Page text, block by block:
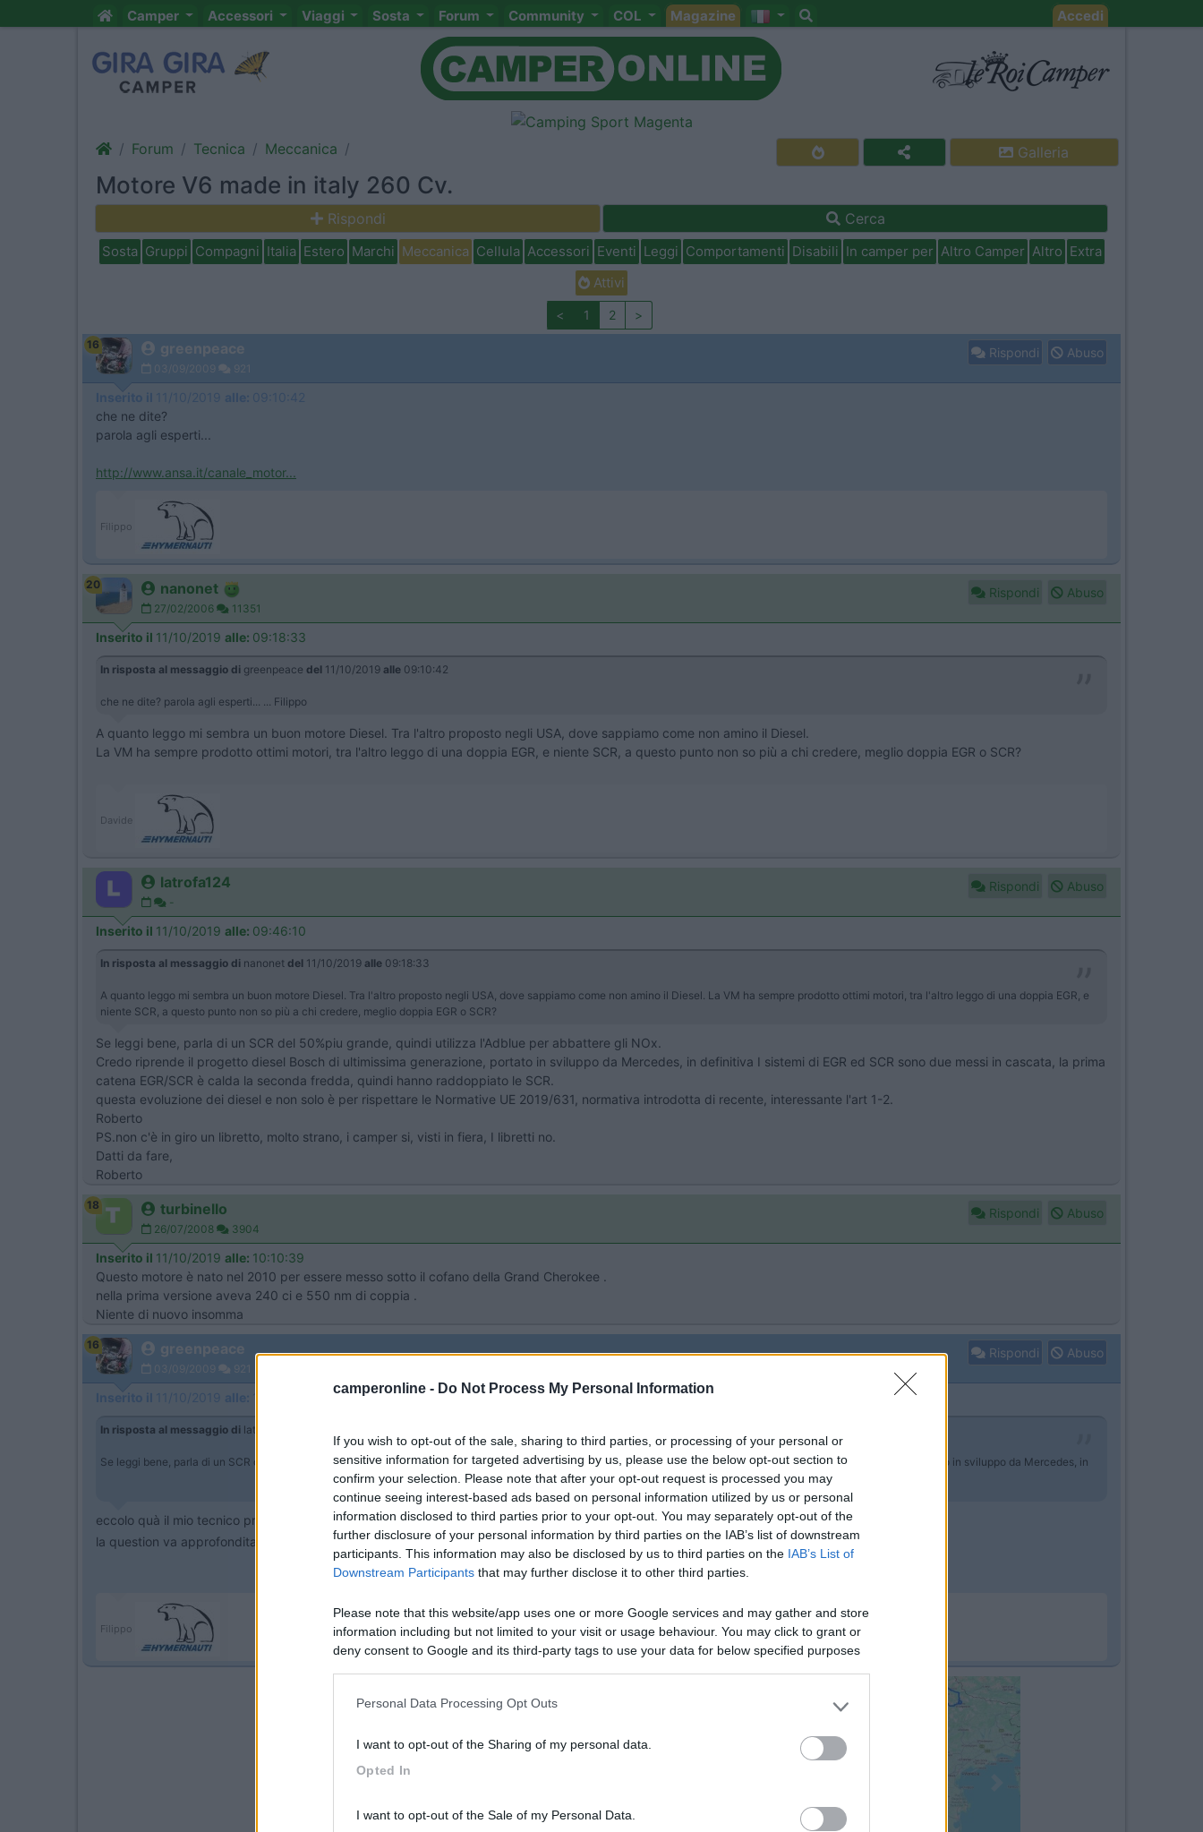
camperonline - Do Not Process My Personal Information
If you wish to opt-out of the sale, sharing to third parties, or processing of your personal or
sensitive information for targeted advertising by us, please use the below opt-out section to
confirm your selection. Please note that after your opt-out request is processed you may
continue seeing interest-based ads based on personal information utilized by us or personal
information disclosed to third parties prior to your opt-out. You may separately opt-out of the
further disclosure of your personal information by third parties on the IAB’s list of downstream
participants. This information may also be disclosed by us to third parties on the IAB’s List of
Downstream Participants that may further disclose it to other third parties.
Please note that this website/app uses one or more Google services and may gather and store
information including but not limited to your visit or usage behaviour. You may click to grant or
deny consent to Google and its third-party tags to use your data for below specified purposes
Personal Data Processing Opt Outs
I want to opt-out of the Sharing of my personal data.
Opted In
I want to opt-out of the Sale of my Personal Data.
Camper Accessori Viaggi Sosta Forum Community COL Magazine Accedi
Forum Tecnica Meccanica Galleria
Motore V6 made in italy 260 Cv.
Rispondi Cerca
Sosta Gruppi Compagni Italia Estero Marchi Meccanica Cellula Accessori Eventi Leggi Comportamenti Disabili In camper per Altro Camper Altro Extra
Attivi
< 1 2 >
16 greenpeace
03/09/2009 921
Rispondi Abuso
Inserito il 11/10/2019 alle: 09:10:42
che ne dite?
parola agli esperti...
http://www.ansa.it/canale_motor...
Filippo
20 nanonet
27/02/2006 11351
Rispondi Abuso
Inserito il 11/10/2019 alle: 09:18:33
In risposta al messaggio di greenpeace del 11/10/2019 alle 09:10:42
che ne dite? parola agli esperti... ... Filippo
A quanto leggo mi sembra un buon motore Diesel. Tra l'altro proposto negli USA, dove sappiamo come non amino il Diesel.
La VM ha sempre prodotto ottimi motori, tra l'altro leggo di una doppia EGR, e niente SCR, a questo punto non so più a chi credere, meglio doppia EGR o SCR?
Davide
latrofa124
-
Rispondi Abuso
Inserito il 11/10/2019 alle: 09:46:10
In risposta al messaggio di nanonet del 11/10/2019 alle 09:18:33
A quanto leggo mi sembra un buon motore Diesel. Tra l'altro proposto negli USA, dove sappiamo come non amino il Diesel. La VM ha sempre prodotto ottimi motori, tra l'altro leggo di una doppia EGR, e
niente SCR, a questo punto non so più a chi credere, meglio doppia EGR o SCR?
Se leggi bene, parla di un SCR del 50%piu grande, quindi utilizza l'Adblue per abbattere gli NOx.
​​​​​​Credo riprende il progetto diesel Bosch di ultimissima generazione, portato in sviluppo da Mercedes, in definitiva I sistemi di EGR ed SCR sono due messi in cascata, la prima
catena EGR/SCR è calda la seconda fredda, quindi hanno raddoppiato le SCR.
questa evoluzione dei diesel e non solo è per rispettare le Normative UE 2019/631, normativa introdotta di recente, interessante l'art 1-2.
Roberto
PS.non c'è in giro un libretto, molto strano, i camper si, visti in fiera, I libretti no.
Datti da fare,
Roberto
18 turbinello
26/07/2008 3904
Rispondi Abuso
Inserito il 11/10/2019 alle: 10:10:39
Questo motore è nato nel 2010 per essere messo sotto il cofano della Grand Cherokee .
nella prima versione aveva 240 ci e 550 nm di coppia .
Niente di nuovo insomma
16 greenpeace
03/09/2009 921
Rispondi Abuso
Inserito il 11/10/2019 alle:
In risposta al messaggio di latrofa124
Se leggi bene, parla di un SCR del 50%piu grande, quindi utilizza l'Adblue per abbattere gli NOx. ​​​​​​Credo riprende il progetto diesel Bosch di ultimissima generazione, portato in sviluppo da Mercedes, in
...
eccolo quà il mio tecnico preferito...
la question va approfondita, come suggerisci aspettiamo nuovi contributi
Filippo